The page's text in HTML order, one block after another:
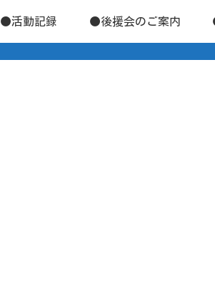
●活動記録 ●後援会のご案内